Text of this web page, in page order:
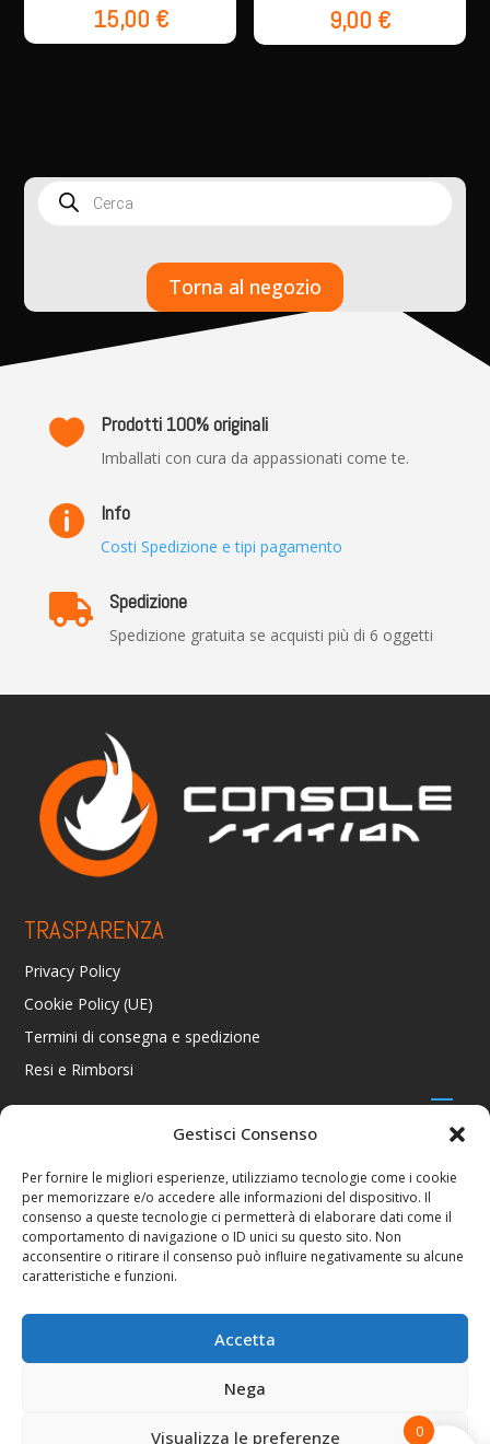
Gestisci Consenso
Per fornire le migliori esperienze, utilizziamo tecnologie come i cookie
per memorizzare e/o accedere alle informazioni del dispositivo. Il
consenso a queste tecnologie ci permetterà di elaborare dati come il
comportamento di navigazione o ID unici su questo sito. Non
acconsentire o ritirare il consenso può influire negativamente su alcune
caratteristiche e funzioni.
Accetta
Nega
Visualizza le preferenze
15,00 € 9,00 €
search
Torna al negozio
 Prodotti 100% originali
Imballati con cura da appassionati come te.
 Info
Costi Spedizione e tipi pagamento
 Spedizione
Spedizione gratuita se acquisti più di 6 oggetti
TRASPARENZA
Privacy Policy
Cookie Policy (UE)
Termini di consegna e spedizione
Resi e Rimborsi
CONTATTI
Via R. Giuliani 70/c Rosso, 50141 Firenze FI
+39 055 4289002 / +39 392 2343100
info@consolestation.it
P.Iva 04990180483
0